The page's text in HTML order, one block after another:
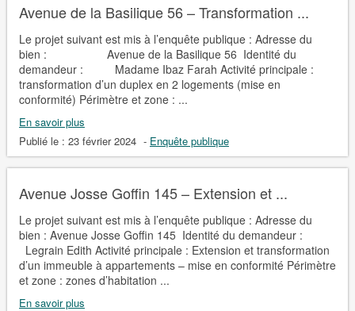
Avenue de la Basilique 56 – Transformation ...
Le projet suivant est mis à l’enquête publique : Adresse du
bien : Avenue de la Basilique 56 Identité du
demandeur : Madame Ibaz Farah Activité principale :
transformation d’un duplex en 2 logements (mise en
conformité) Périmètre et zone : ...
En savoir plus
Publié le : 23 février 2024 - Enquête publique
Avenue Josse Goffin 145 – Extension et ...
Le projet suivant est mis à l’enquête publique : Adresse du
bien : Avenue Josse Goffin 145 Identité du demandeur :
Legrain Edith Activité principale : Extension et transformation
d’un immeuble à appartements – mise en conformité Périmètre
et zone : zones d’habitation ...
En savoir plus